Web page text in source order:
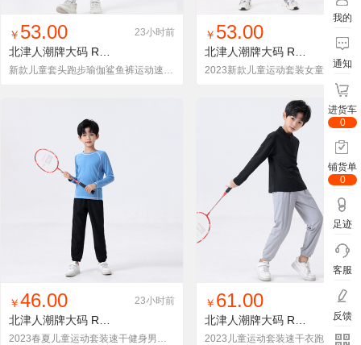
找同款 加入铺货单 收藏
￥ 53.00 23小时前
北津人潮牌大码 RT2322-2
新款儿童套头跑步瑜伽鲨鱼裤运动速干长袖套装女童健身舞蹈服秋装
找同款 加入铺货单 收藏
￥ 53.00
北津人潮牌大码 RT2722-2
找同款 加入铺货单 收藏
￥46.00 23小时前
北津人潮牌大码 RT8128-2
2023春夏儿童运动套装速干健身男童训练服长袖紧身衣女童跑步两件套
找同款 加入铺货单 收藏
￥ 61.00 23小
北津人潮牌大码 RT6801-2
我的
通知
进货车
0
铺货单
0
足迹
客服
反馈